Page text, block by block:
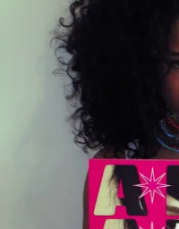
zwoele nachten.